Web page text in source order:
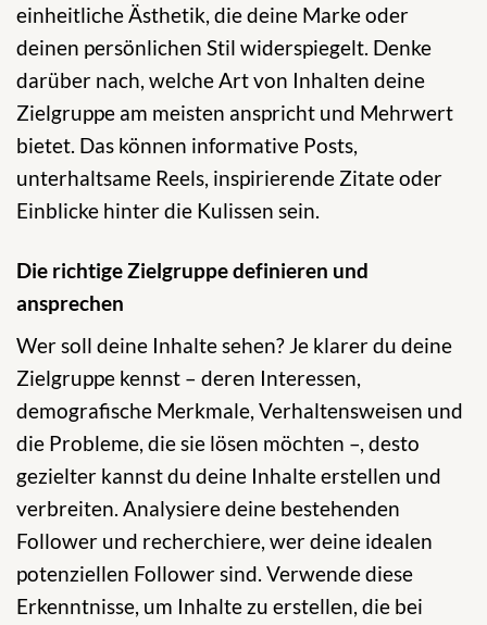
einheitliche Ästhetik, die deine Marke oder
deinen persönlichen Stil widerspiegelt. Denke
darüber nach, welche Art von Inhalten deine
Zielgruppe am meisten anspricht und Mehrwert
bietet. Das können informative Posts,
unterhaltsame Reels, inspirierende Zitate oder
Einblicke hinter die Kulissen sein.
Die richtige Zielgruppe definieren und
ansprechen
Wer soll deine Inhalte sehen? Je klarer du deine
Zielgruppe kennst – deren Interessen,
demografische Merkmale, Verhaltensweisen und
die Probleme, die sie lösen möchten –, desto
gezielter kannst du deine Inhalte erstellen und
verbreiten. Analysiere deine bestehenden
Follower und recherchiere, wer deine idealen
potenziellen Follower sind. Verwende diese
Erkenntnisse, um Inhalte zu erstellen, die bei